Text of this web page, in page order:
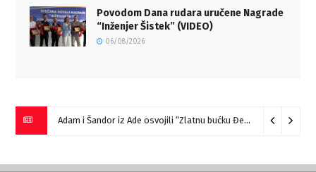
Povodom Dana rudara uručene Nagrade
“Inženjer Šistek” (VIDEO)
06/08/2026
Adam i Šandor iz Ade osvojili “Zlatnu bućku Đerdapa” 09/08/